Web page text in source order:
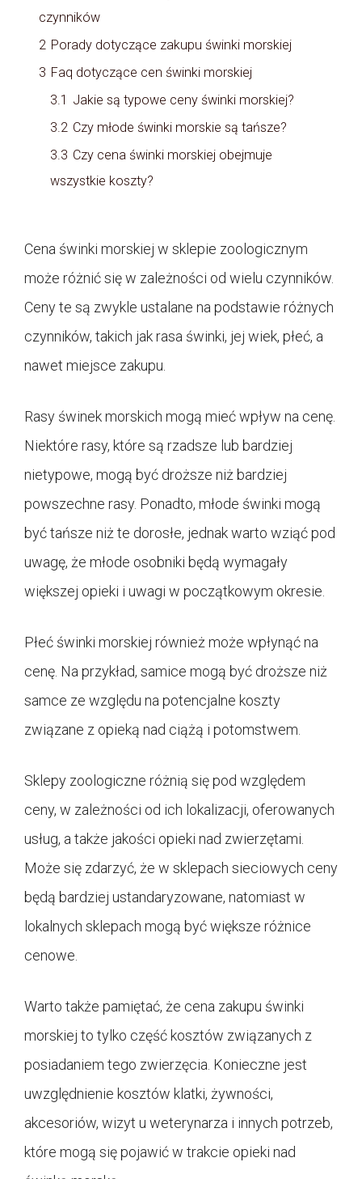
czynników
2 Porady dotyczące zakupu świnki morskiej
3 Faq dotyczące cen świnki morskiej
3.1 Jakie są typowe ceny świnki morskiej?
3.2 Czy młode świnki morskie są tańsze?
3.3 Czy cena świnki morskiej obejmuje
wszystkie koszty?
Cena świnki morskiej w sklepie zoologicznym
może różnić się w zależności od wielu czynników.
Ceny te są zwykle ustalane na podstawie różnych
czynników, takich jak rasa świnki, jej wiek, płeć, a
nawet miejsce zakupu.
Rasy świnek morskich mogą mieć wpływ na cenę.
Niektóre rasy, które są rzadsze lub bardziej
nietypowe, mogą być droższe niż bardziej
powszechne rasy. Ponadto, młode świnki mogą
być tańsze niż te dorosłe, jednak warto wziąć pod
uwagę, że młode osobniki będą wymagały
większej opieki i uwagi w początkowym okresie.
Płeć świnki morskiej również może wpłynąć na
cenę. Na przykład, samice mogą być droższe niż
samce ze względu na potencjalne koszty
związane z opieką nad ciążą i potomstwem.
Sklepy zoologiczne różnią się pod względem
ceny, w zależności od ich lokalizacji, oferowanych
usług, a także jakości opieki nad zwierzętami.
Może się zdarzyć, że w sklepach sieciowych ceny
będą bardziej ustandaryzowane, natomiast w
lokalnych sklepach mogą być większe różnice
cenowe.
Warto także pamiętać, że cena zakupu świnki
morskiej to tylko część kosztów związanych z
posiadaniem tego zwierzęcia. Konieczne jest
uwzględnienie kosztów klatki, żywności,
akcesoriów, wizyt u weterynarza i innych potrzeb,
które mogą się pojawić w trakcie opieki nad